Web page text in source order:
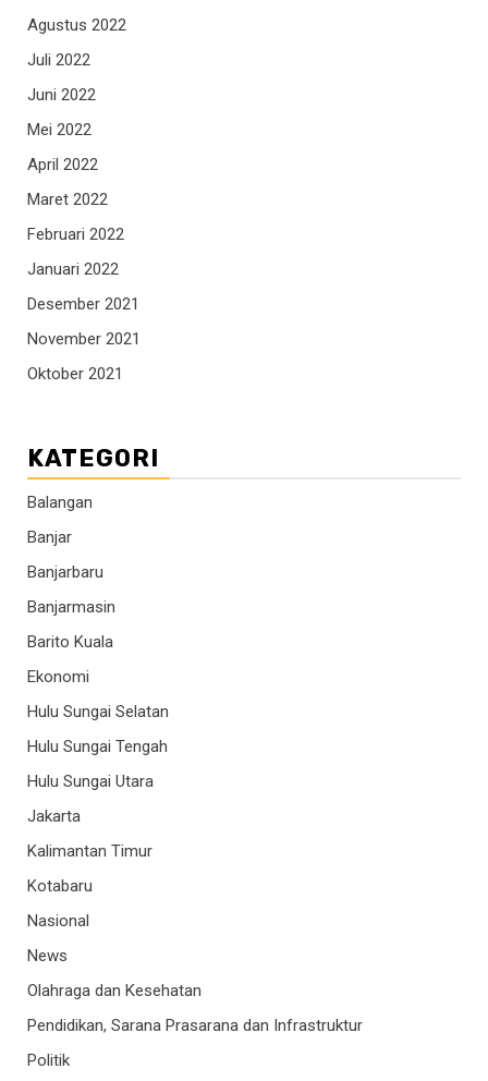
Agustus 2022
Juli 2022
Juni 2022
Mei 2022
April 2022
Maret 2022
Februari 2022
Januari 2022
Desember 2021
November 2021
Oktober 2021
KATEGORI
Balangan
Banjar
Banjarbaru
Banjarmasin
Barito Kuala
Ekonomi
Hulu Sungai Selatan
Hulu Sungai Tengah
Hulu Sungai Utara
Jakarta
Kalimantan Timur
Kotabaru
Nasional
News
Olahraga dan Kesehatan
Pendidikan, Sarana Prasarana dan Infrastruktur
Politik